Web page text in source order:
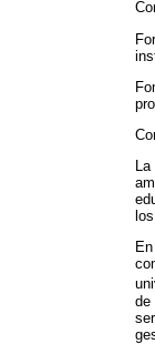
de